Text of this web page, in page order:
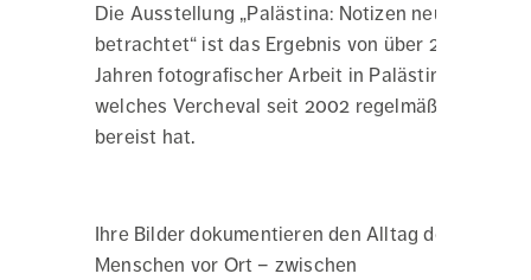
Die Ausstellung „Palästina: Notizen neu
betrachtet“ ist das Ergebnis von über 20
Jahren fotografischer Arbeit in Palästina,
welches Vercheval seit 2002 regelmäßig
bereist hat.
Ihre Bilder dokumentieren den Alltag der
Menschen vor Ort – zwischen